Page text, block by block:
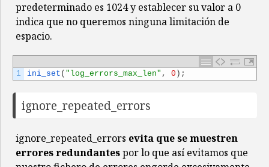
predeterminado es 1024 y establecer su valor a 0
indica que no queremos ninguna limitación de
espacio.
1 ini_set ( "log_errors_max_len" , 0 ) ;
ignore_repeated_errors
ignore_repeated_errors evita que se muestren
errores redundantespor lo que así evitamos que